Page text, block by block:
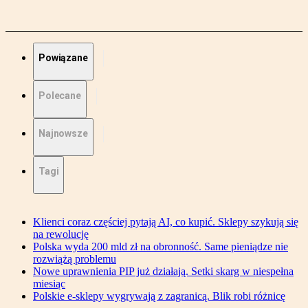
Powiązane
Polecane
Najnowsze
Tagi
Klienci coraz częściej pytają AI, co kupić. Sklepy szykują się
na rewolucję
Polska wyda 200 mld zł na obronność. Same pieniądze nie
rozwiążą problemu
Nowe uprawnienia PIP już działają. Setki skarg w niespełna
miesiąc
Polskie e-sklepy wygrywają z zagranicą. Blik robi różnicę